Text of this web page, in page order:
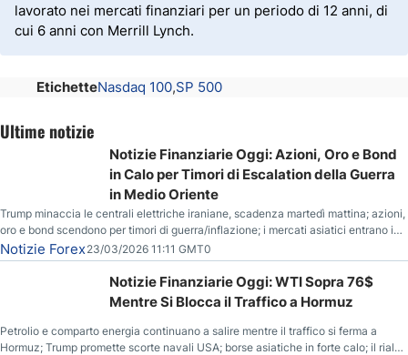
lavorato nei mercati finanziari per un periodo di 12 anni, di
cui 6 anni con Merrill Lynch.
EtichetteNasdaq 100 SP 500
Ultime notizie
Notizie Finanziarie Oggi: Azioni, Oro e Bond
in Calo per Timori di Escalation della Guerra
in Medio Oriente
Trump minaccia le centrali elettriche iraniane, scadenza martedì mattina; azioni,
oro e bond scendono per timori di guerra/inflazione; i mercati asiatici entrano in
correzione; il petrolio greggio resta stabile.
Notizie Forex23/03/2026 11:11 GMT0
Notizie Finanziarie Oggi: WTI Sopra 76$
Mentre Si Blocca il Traffico a Hormuz
Petrolio e comparto energia continuano a salire mentre il traffico si ferma a
Hormuz; Trump promette scorte navali USA; borse asiatiche in forte calo; il rialzo